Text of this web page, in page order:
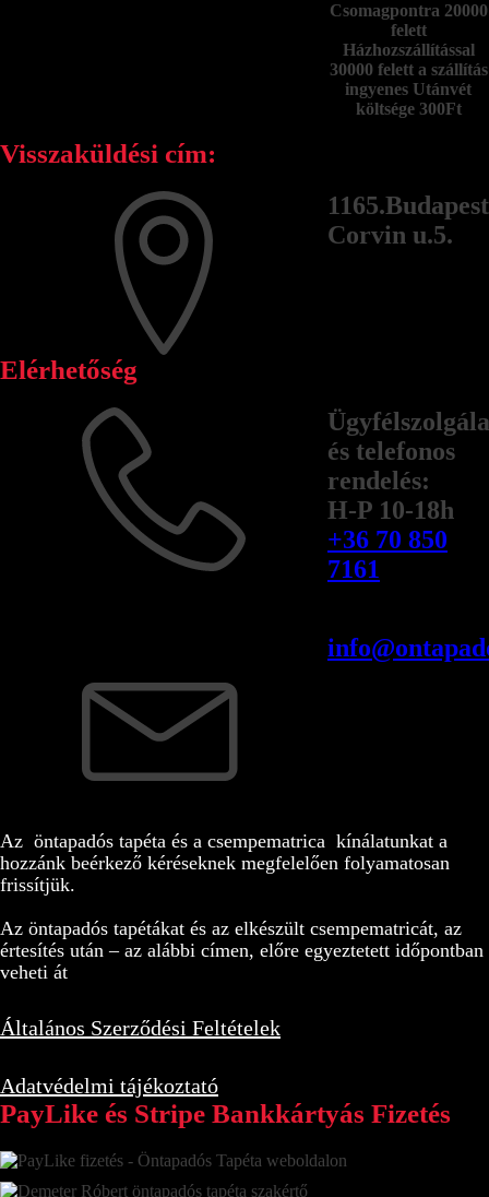
Csomagpontra 20000
felett
Házhozszállítással
30000 felett a szállítás
ingyenes Utánvét
költsége 300Ft
Visszaküldési cím:
1165.Budapest
Corvin u.5.
Elérhetőség
és telefonos
rendelés:
H-P 10-18h
+36 70 850
7161
Az öntapadós tapéta és a csempematrica kínálatunkat a
hozzánk beérkező kéréseknek megfelelően folyamatosan
frissítjük.
Az öntapadós tapétákat és az elkészült csempematricát, az
értesítés után – az alábbi címen, előre egyeztetett időpontban
veheti át
Általános Szerződési Feltételek
Adatvédelmi tájékoztató
PayLike és Stripe Bankkártyás Fizetés